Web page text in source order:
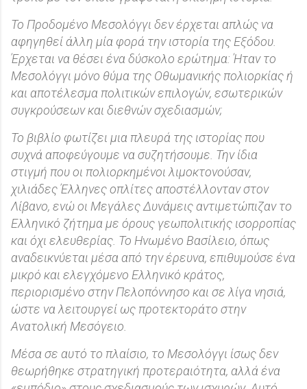
Το Προδομένο Μεσολόγγι δεν έρχεται απλώς να
αφηγηθεί άλλη μία φορά την ιστορία της Εξόδου.
Έρχεται να θέσει ένα δύσκολο ερώτημα: Ήταν το
Μεσολόγγι μόνο θύμα της Οθωμανικής πολιορκίας ή
και αποτέλεσμα πολιτικών επιλογών, εσωτερικών
συγκρούσεων και διεθνών σχεδιασμών;
Το βιβλίο φωτίζει μια πλευρά της ιστορίας που
συχνά αποφεύγουμε να συζητήσουμε. Την ίδια
στιγμή που οι πολιορκημένοι λιμοκτονούσαν,
χιλιάδες Έλληνες οπλίτες αποστέλλονταν στον
Λίβανο, ενώ οι Μεγάλες Δυνάμεις αντιμετώπιζαν το
Ελληνικό ζήτημα με όρους γεωπολιτικής ισορροπίας
και όχι ελευθερίας. Το Ηνωμένο Βασίλειο, όπως
αναδεικνύεται μέσα από την έρευνα, επιθυμούσε ένα
μικρό και ελεγχόμενο Ελληνικό κράτος,
περιορισμένο στην Πελοπόννησο και σε λίγα νησιά,
ώστε να λειτουργεί ως προτεκτοράτο στην
Ανατολική Μεσόγειο.
Μέσα σε αυτό το πλαίσιο, το Μεσολόγγι ίσως δεν
θεωρήθηκε στρατηγική προτεραιότητα, αλλά ένα